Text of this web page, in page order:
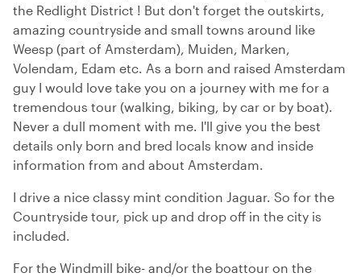
the Redlight District ! But don't forget the outskirts,
amazing countryside and small towns around like
Weesp (part of Amsterdam), Muiden, Marken,
Volendam, Edam etc. As a born and raised Amsterdam
guy I would love take you on a journey with me for a
tremendous tour (walking, biking, by car or by boat).
Never a dull moment with me. I'll give you the best
details only born and bred locals know and inside
information from and about Amsterdam.
I drive a nice classy mint condition Jaguar. So for the
Countryside tour, pick up and drop off in the city is
included.
For the Windmill bike- and/or the boattour on the